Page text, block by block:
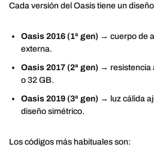
Cada versión del Oasis tiene un
Oasis 2016 (1ª gen) → cuerpo de
externa.
Oasis 2017 (2ª gen) → resistencia
o 32 GB.
Oasis 2019 (3ª gen) → luz cálida
diseño simétrico.
Los códigos más habituales son: